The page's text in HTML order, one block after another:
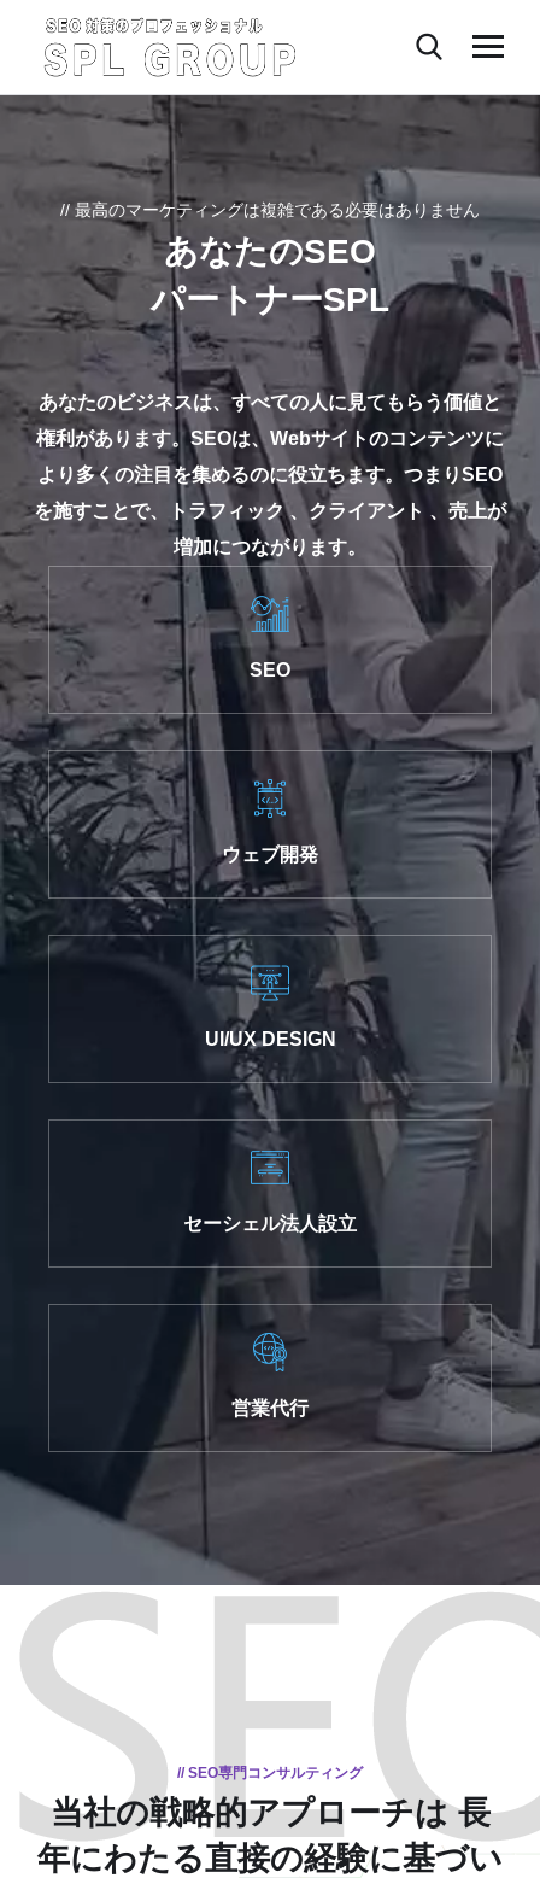
// 最高のマーケティングは複雑である必要はありません
あなたのSEO
パートナーSPL
あなたのビジネスは、すべての人に見てもらう価値と
権利があります。SEOは、Webサイトのコンテンツに
より多くの注目を集めるのに役立ちます。つまりSEO
を施すことで、トラフィック 、クライアント 、売上が
増加につながります。
SEO
ウェブ開発
UI/UX DESIGN
セーシェル法人設立
営業代行
// SEO専門コンサルティング
当社の戦略的アプローチは長
年にわたる直接の経験に基づい